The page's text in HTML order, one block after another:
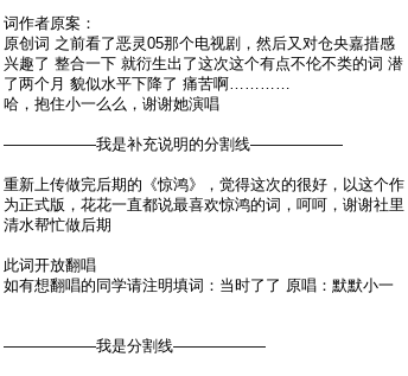
词作者原案：
原创词 之前看了恶灵05那个电视剧，然后又对仓央嘉措感
兴趣了 整合一下 就衍生出了这次这个有点不伦不类的词 潜
了两个月 貌似水平下降了 痛苦啊…………
哈，抱住小一么么，谢谢她演唱
——————我是补充说明的分割线——————
重新上传做完后期的《惊鸿》，觉得这次的很好，以这个作
为正式版，花花一直都说最喜欢惊鸿的词，呵呵，谢谢社里
清水帮忙做后期
此词开放翻唱
如有想翻唱的同学请注明填词：当时了了 原唱：默默小一
——————我是分割线——————